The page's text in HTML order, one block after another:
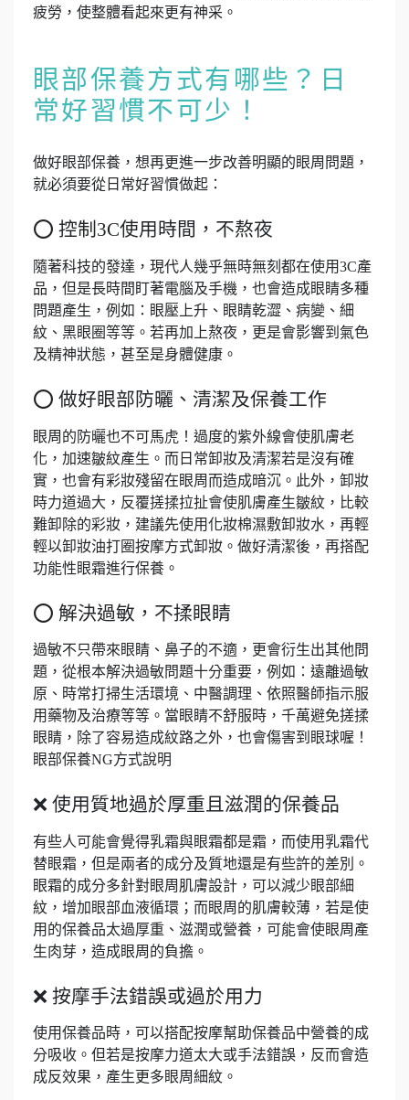
疲勞，使整體看起來更有神采。
眼部保養方式有哪些？日
常好習慣不可少！
做好眼部保養，想再更進一步改善明顯的眼周問題，
就必須要從日常好習慣做起：
⭕ 控制3C使用時間，不熬夜
隨著科技的發達，現代人幾乎無時無刻都在使用3C產
品，但是長時間盯著電腦及手機，也會造成眼睛多種
問題產生，例如：眼壓上升、眼睛乾澀、病變、細
紋、黑眼圈等等。若再加上熬夜，更是會影響到氣色
及精神狀態，甚至是身體健康。
⭕ 做好眼部防曬、清潔及保養工作
眼周的防曬也不可馬虎！過度的紫外線會使肌膚老
化，加速皺紋產生。而日常卸妝及清潔若是沒有確
實，也會有彩妝殘留在眼周而造成暗沉。此外，卸妝
時力道過大，反覆搓揉拉扯會使肌膚產生皺紋，比較
難卸除的彩妝，建議先使用化妝棉濕敷卸妝水，再輕
輕以卸妝油打圈按摩方式卸妝。做好清潔後，再搭配
功能性眼霜進行保養。
⭕ 解決過敏，不揉眼睛
過敏不只帶來眼睛、鼻子的不適，更會衍生出其他問
題，從根本解決過敏問題十分重要，例如：遠離過敏
原、時常打掃生活環境、中醫調理、依照醫師指示服
用藥物及治療等等。當眼睛不舒服時，千萬避免搓揉
眼睛，除了容易造成紋路之外，也會傷害到眼球喔！
眼部保養NG方式說明
❌ 使用質地過於厚重且滋潤的保養品
有些人可能會覺得乳霜與眼霜都是霜，而使用乳霜代
替眼霜，但是兩者的成分及質地還是有些許的差別。
眼霜的成分多針對眼周肌膚設計，可以減少眼部細
紋，增加眼部血液循環；而眼周的肌膚較薄，若是使
用的保養品太過厚重、滋潤或營養，可能會使眼周產
生肉芽，造成眼周的負擔。
❌ 按摩手法錯誤或過於用力
使用保養品時，可以搭配按摩幫助保養品中營養的成
分吸收。但若是按摩力道太大或手法錯誤，反而會造
成反效果，產生更多眼周細紋。